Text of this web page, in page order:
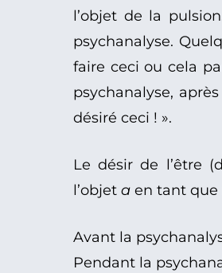
l’objet de la
psychanalyse.
faire ceci ou cela
psychanalyse,
désiré ceci ! ».
Le désir de l’être
l’objet a en tant que
Avant la
Pendant la